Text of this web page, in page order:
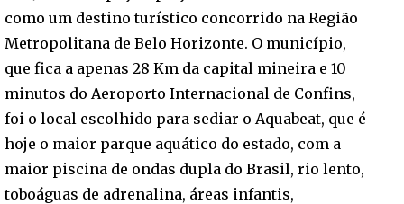
como um destino turístico concorrido na Região
Metropolitana de Belo Horizonte. O município,
que fica a apenas 28 Km da capital mineira e 10
minutos do Aeroporto Internacional de Confins,
foi o local escolhido para sediar o Aquabeat, que é
hoje o maior parque aquático do estado, com a
maior piscina de ondas dupla do Brasil, rio lento,
toboáguas de adrenalina, áreas infantis,